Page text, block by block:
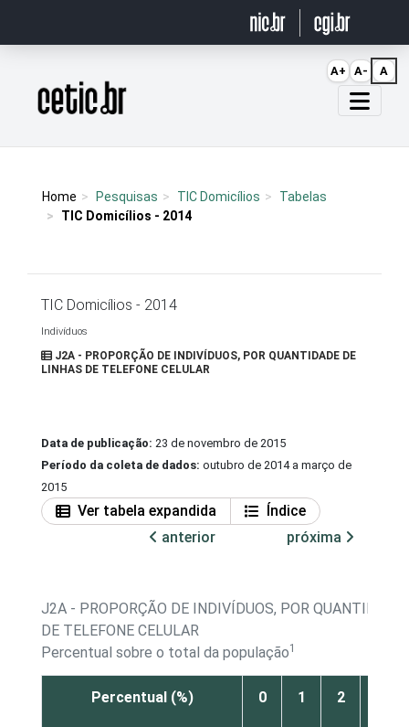
Página inicial
Home Pesquisas TIC Domicílios
Tabelas
TIC Domicílios - 2014
TIC Domicílios - 2014
Indivíduos
J2A - PROPORÇÃO DE INDIVÍDUOS, POR QUANTIDADE DE
LINHAS DE TELEFONE CELULAR
Data de publicação: 23 de novembro de 2015
Período da coleta de dados: outubro de 2014 a março de
2015
Ver tabela expandida
Índice
anterior
próxima
J2A - PROPORÇÃO DE INDIVÍDUOS, POR QUANTIDADE
DE TELEFONE CELULAR
Percentual sobre o total da população1
Percentual (%) 0 1 2
A+ A- A